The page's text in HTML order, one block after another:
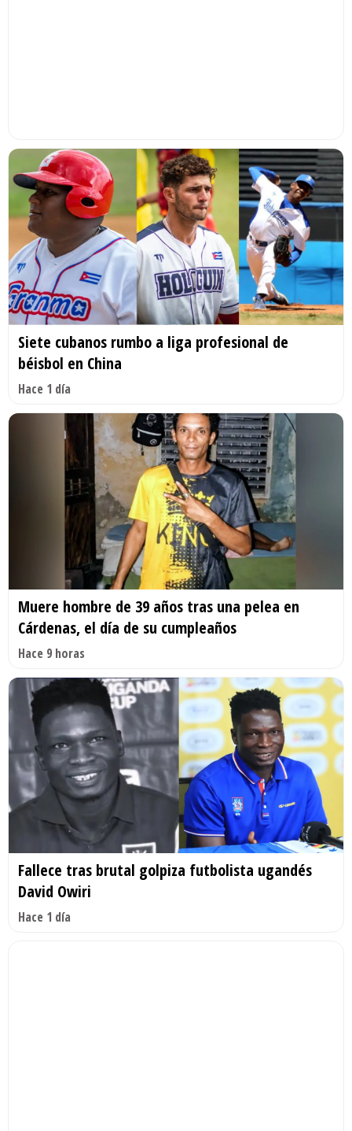
Siete cubanos rumbo a liga profesional de
béisbol en China
Hace 1 día
Muere hombre de 39 años tras una pelea en
Cárdenas, el día de su cumpleaños
Hace 9 horas
Fallece tras brutal golpiza futbolista ugandés
David Owiri
Hace 1 día